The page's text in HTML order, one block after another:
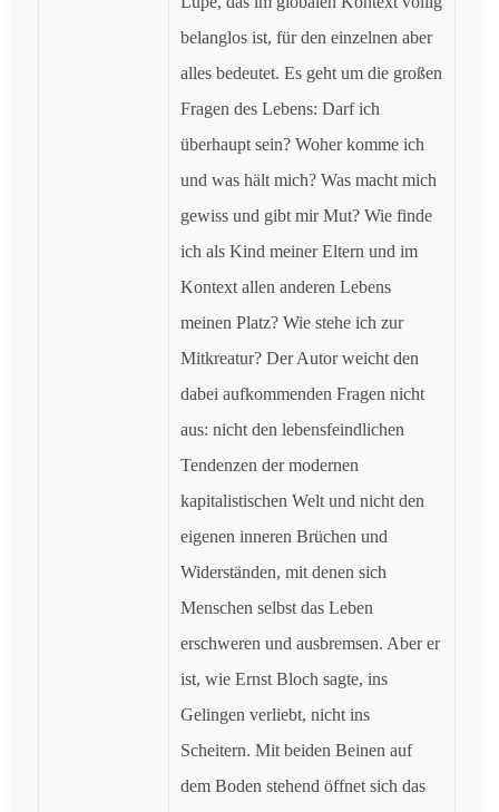
belanglos ist, für den einzelnen aber
alles bedeutet. Es geht um die großen
Fragen des Lebens: Darf ich
überhaupt sein? Woher komme ich
und was hält mich? Was macht mich
gewiss und gibt mir Mut? Wie finde
ich als Kind meiner Eltern und im
Kontext allen anderen Lebens
meinen Platz? Wie stehe ich zur
Mitkreatur? Der Autor weicht den
dabei aufkommenden Fragen nicht
aus: nicht den lebensfeindlichen
Tendenzen der modernen
kapitalistischen Welt und nicht den
eigenen inneren Brüchen und
Widerständen, mit denen sich
Menschen selbst das Leben
erschweren und ausbremsen. Aber er
ist, wie Ernst Bloch sagte, ins
Gelingen verliebt, nicht ins
Scheitern. Mit beiden Beinen auf
dem Boden stehend öffnet sich das